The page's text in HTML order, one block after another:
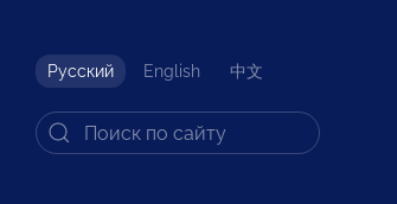
Русский English 中文